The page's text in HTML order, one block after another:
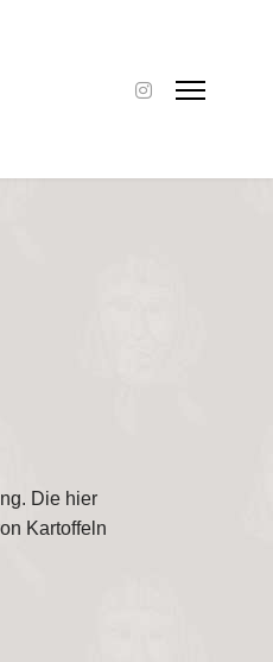
Die hier
Kartoffeln